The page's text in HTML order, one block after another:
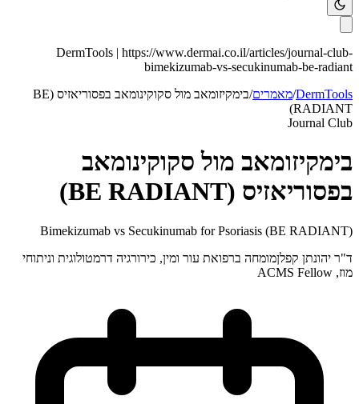
DermTools | https://www.dermai.co.il/articles/journal-club-
bimekizumab-vs-secukinumab-be-radiant
DermTools
/מאמרים/
בימקיזומאב מול סקוקינומאב בפסוריאזיס (BE
RADIANT)
Journal Club
בימקיזומאב מול סקוקינומאב
בפסוריאזיס (BE RADIANT)
Bimekizumab vs Secukinumab for Psoriasis (BE RADIANT)
ד"ר יהונתן קפלןמומחה ברפואת עור ומין, כירורגיה דרמטולוגית וניתוחי
מוז, ACMS Fellow